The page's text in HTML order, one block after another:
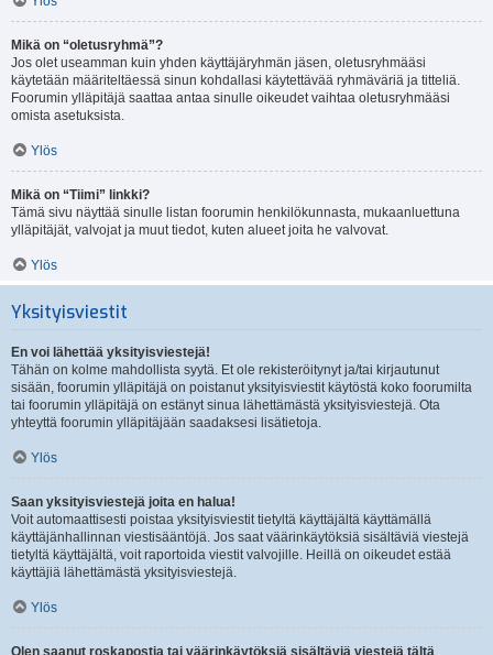
Mikä on “oletusryhmä”?
Jos olet useamman kuin yhden käyttäjäryhmän jäsen, oletusryhmääsi
käytetään määriteltäessä sinun kohdallasi käytettävää ryhmäväriä ja titteliä.
Foorumin ylläpitäjä saattaa antaa sinulle oikeudet vaihtaa oletusryhmääsi
omista asetuksista.
Ylös
Mikä on “Tiimi” linkki?
Tämä sivu näyttää sinulle listan foorumin henkilökunnasta, mukaanluettuna
ylläpitäjät, valvojat ja muut tiedot, kuten alueet joita he valvovat.
Ylös
Yksityisviestit
En voi lähettää yksityisviestejä!
Tähän on kolme mahdollista syytä. Et ole rekisteröitynyt ja/tai kirjautunut
sisään, foorumin ylläpitäjä on poistanut yksityisviestit käytöstä koko foorumilta
tai foorumin ylläpitäjä on estänyt sinua lähettämästä yksityisviestejä. Ota
yhteyttä foorumin ylläpitäjään saadaksesi lisätietoja.
Ylös
Saan yksityisviestejä joita en halua!
Voit automaattisesti poistaa yksityisviestit tietyltä käyttäjältä käyttämällä
käyttäjänhallinnan viestisääntöjä. Jos saat väärinkäytöksiä sisältäviä viestejä
tietyltä käyttäjältä, voit raportoida viestit valvojille. Heillä on oikeudet estää
käyttäjiä lähettämästä yksityisviestejä.
Ylös
Olen saanut roskapostia tai väärinkäytöksiä sisältäviä viestejä tältä